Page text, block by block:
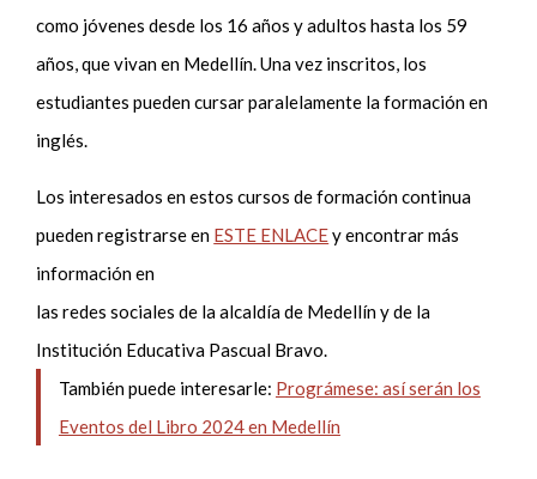
como jóvenes desde los 16 años y adultos hasta los 59
años, que vivan en Medellín. Una vez inscritos, los
estudiantes pueden cursar paralelamente la formación en
inglés.
Los interesados en estos cursos de formación continua
pueden registrarse en ESTE ENLACEy encontrar más
información en
las redes sociales de la alcaldía de Medellín y de la
Institución Educativa Pascual Bravo.
También puede interesarle: Prográmese: así serán los
Eventos del Libro 2024 en Medellín